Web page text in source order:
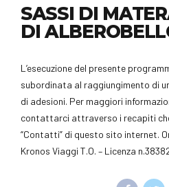
SASSI DI
DI
L’esecuzione del presente
subordinata al raggiungimento di
di adesioni. Per maggiori
contattarci attraverso i recapiti
“Contatti” di questo sito internet.
Kronos Viaggi T.O. – Licenza